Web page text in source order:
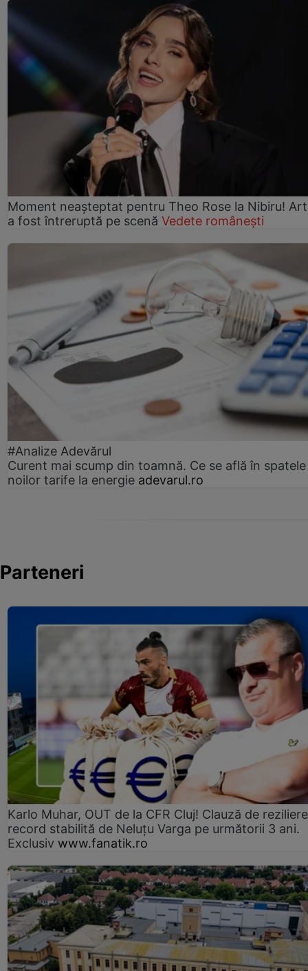
Moment neașteptat pentru Theo Rose la Nibiru!
a fost întreruptă pe scenă Vedete românești
#Analize Adevărul
Curent mai scump din toamnă. Ce se află în spatele
noilor tarife la energie adevarul.ro
Parteneri
Karlo Muhar, OUT de la CFR Cluj! Clauză de reziliere
record stabilită de Neluțu Varga pe următorii 3 ani.
Exclusiv www.fanatik.ro